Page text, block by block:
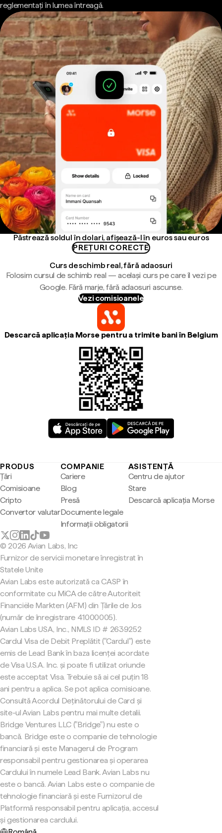
reglementați în lumea întreagă.
Păstrează soldul în dolari, afișează-l în euros sau euros
PREȚURI CORECTE
Curs de schimb real, fără adaosuri
Folosim cursul de schimb real — același curs pe care îl vezi pe
Google. Fără marje, fără adaosuri ascunse.
Vezi comisioanele
Descarcă aplicația Morse pentru a trimite bani în Belgium
PRODUS
Țări
Comisioane
Cripto
Convertor valutar
COMPANIE
Cariere
Blog
Presă
Documente legale
Informații obligatorii
ASISTENȚĂ
Centru de ajutor
Stare
Descarcă aplicația Morse
© 2026 Avian Labs, Inc
Furnizor de servicii monetare înregistrat în
Statele Unite
Avian Labs este autorizată ca CASP în
conformitate cu MiCA de către Autoriteit
Financiële Markten (AFM) din Țările de Jos
(număr de înregistrare 41000005).
Avian Labs USA, Inc., NMLS ID # 2639252
Cardul Visa de Debit Preplătit ("Cardul") este
emis de Lead Bank în baza licenței acordate
de Visa U.S.A. Inc. și poate fi utilizat oriunde
este acceptat Visa. Trebuie să ai cel puțin 18
ani pentru a aplica. Se pot aplica comisioane.
Consultă Acordul Deținătorului de Card și
site-ul Avian Labs pentru mai multe detalii.
Bridge Ventures LLC ("Bridge") nu este o
bancă. Bridge este o companie de tehnologie
financiară și este Managerul de Program
responsabil pentru gestionarea și operarea
Cardului în numele Lead Bank. Avian Labs nu
este o bancă. Avian Labs este o companie de
tehnologie financiară și este Furnizorul de
Platformă responsabil pentru aplicația, accesul
și gestionarea cardului.